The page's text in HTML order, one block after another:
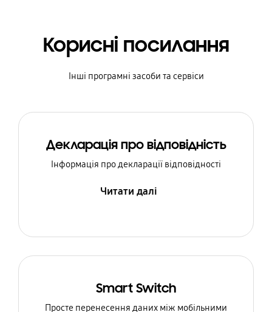
Корисні посилання
Інші програмні засоби та сервіси
Декларація про відповідність
Інформація про декларації відповідності
Читати далі
Smart Switch
Просте перенесення даних між мобільними